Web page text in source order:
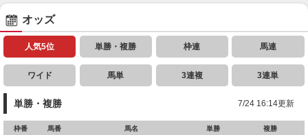
オッズ
人気5位 単勝・複勝 枠連 馬連
ワイド 馬単 3連複 3連単
単勝・複勝 7/24 16:14更新
枠番 馬番 馬名 単勝 複勝